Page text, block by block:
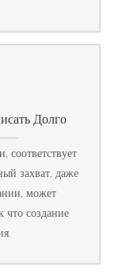
Долго
захват, даже
может
что создание